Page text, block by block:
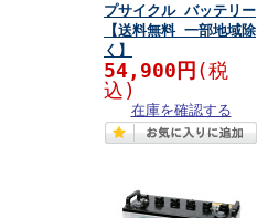
プサイクル バッテリー
【送料無料 一部地域除
く】
54,900円 (税
込)
在庫を確認する